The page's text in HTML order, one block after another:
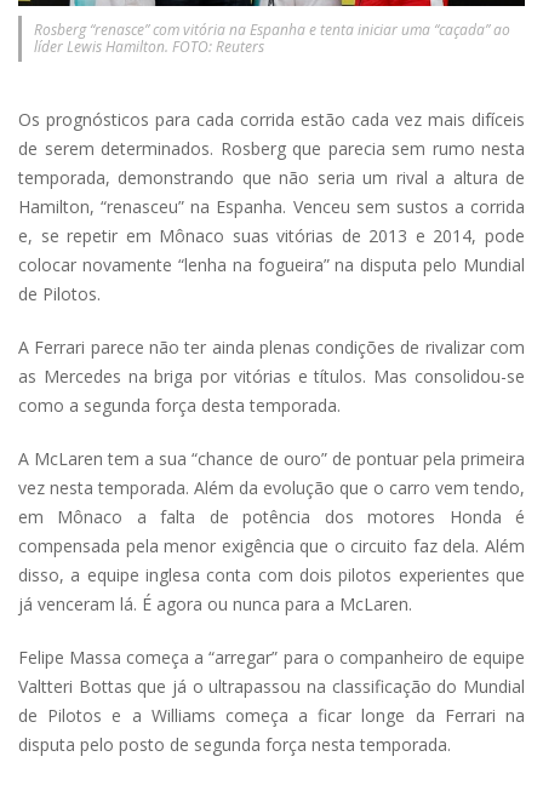
Rosberg “renasce” com vitória na Espanha e tenta iniciar uma “caçada” ao
líder Lewis Hamilton. FOTO: Reuters
Os prognósticos para cada corrida estão cada vez mais difíceis
de serem determinados. Rosberg que parecia sem rumo nesta
temporada, demonstrando que não seria um rival a altura de
Hamilton, “renasceu” na Espanha. Venceu sem sustos a corrida
e, se repetir em Mônaco suas vitórias de 2013 e 2014, pode
colocar novamente “lenha na fogueira” na disputa pelo Mundial
de Pilotos.
A Ferrari parece não ter ainda plenas condições de rivalizar com
as Mercedes na briga por vitórias e títulos. Mas consolidou-se
como a segunda força desta temporada.
A McLaren tem a sua “chance de ouro” de pontuar pela primeira
vez nesta temporada. Além da evolução que o carro vem tendo,
em Mônaco a falta de potência dos motores Honda é
compensada pela menor exigência que o circuito faz dela. Além
disso, a equipe inglesa conta com dois pilotos experientes que
já venceram lá. É agora ou nunca para a McLaren.
Felipe Massa começa a “arregar” para o companheiro de equipe
Valtteri Bottas que já o ultrapassou na classificação do Mundial
de Pilotos e a Williams começa a ficar longe da Ferrari na
disputa pelo posto de segunda força nesta temporada.